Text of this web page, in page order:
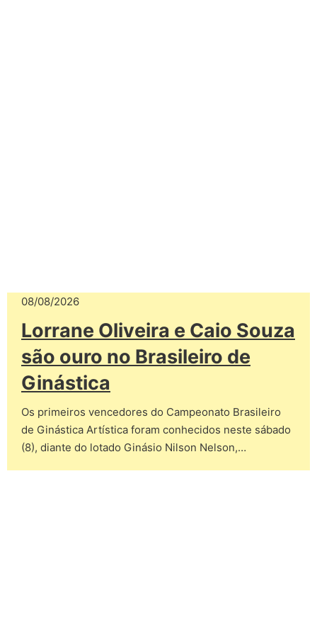
08/08/2026
Lorrane Oliveira e Caio Souza
são ouro no Brasileiro de
Ginástica
Os primeiros vencedores do Campeonato Brasileiro
de Ginástica Artística foram conhecidos neste sábado
(8), diante do lotado Ginásio Nilson Nelson,…